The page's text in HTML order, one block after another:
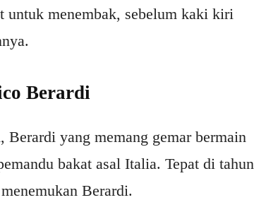
untuk menembak, sebelum kaki kiri
Berardi
yang memang gemar bermain
bakat asal Italia. Tepat di tahun
Berardi.